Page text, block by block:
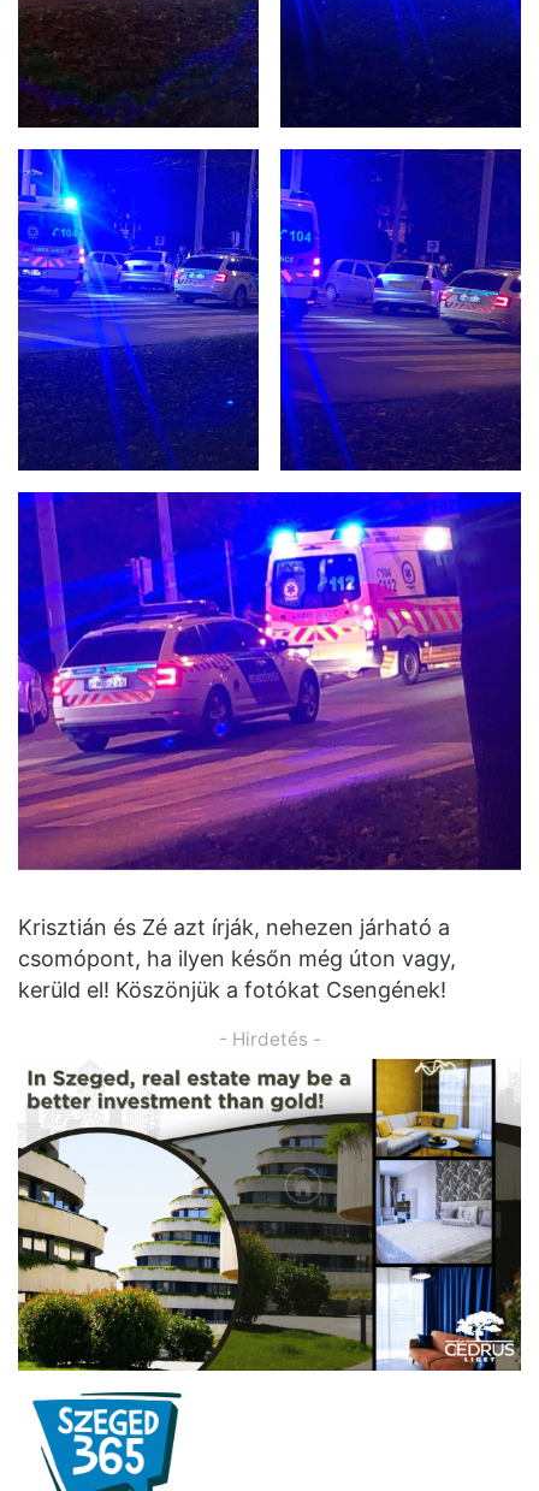
Krisztián és Zé azt írják, nehezen járható a
csomópont, ha ilyen későn még úton vagy,
kerüld el! Köszönjük a fotókat Csengének!
- Hirdetés -